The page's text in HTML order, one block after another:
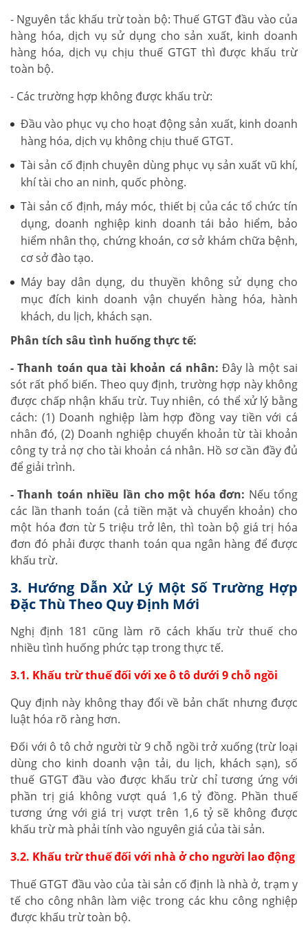
- Nguyên tắc khấu trừ toàn bộ: Thuế GTGT đầu vào của
hàng hóa, dịch vụ sử dụng cho sản xuất, kinh doanh
hàng hóa, dịch vụ chịu thuế GTGT thì được khấu trừ
toàn bộ.
- Các trường hợp không được khấu trừ:
Đầu vào phục vụ cho hoạt động sản xuất, kinh doanh
hàng hóa, dịch vụ không chịu thuế GTGT.
Tài sản cố định chuyên dùng phục vụ sản xuất vũ khí,
khí tài cho an ninh, quốc phòng.
Tài sản cố định, máy móc, thiết bị của các tổ chức tín
dụng, doanh nghiệp kinh doanh tái bảo hiểm, bảo
hiểm nhân thọ, chứng khoán, cơ sở khám chữa bệnh,
cơ sở đào tạo.
Máy bay dân dụng, du thuyền không sử dụng cho
mục đích kinh doanh vận chuyển hàng hóa, hành
khách, du lịch, khách sạn.
Phân tích sâu tình huống thực tế:
- Thanh toán qua tài khoản cá nhân: Đây là một sai
sót rất phổ biến. Theo quy định, trường hợp này không
được chấp nhận khấu trừ. Tuy nhiên, có thể xử lý bằng
cách: (1) Doanh nghiệp làm hợp đồng vay tiền với cá
nhân đó, (2) Doanh nghiệp chuyển khoản từ tài khoản
công ty trả nợ cho tài khoản cá nhân. Hồ sơ cần đầy đủ
để giải trình.
- Thanh toán nhiều lần cho một hóa đơn: Nếu tổng
các lần thanh toán (cả tiền mặt và chuyển khoản) cho
một hóa đơn từ 5 triệu trở lên, thì toàn bộ giá trị hóa
đơn đó phải được thanh toán qua ngân hàng để được
khấu trừ.
3. Hướng Dẫn Xử Lý Một Số Trường Hợp
Đặc Thù Theo Quy Định Mới
Nghị định 181 cũng làm rõ cách khấu trừ thuế cho
nhiều tình huống phức tạp trong thực tế.
3.1. Khấu trừ thuế đối với xe ô tô dưới 9 chỗ ngồi
Quy định này không thay đổi về bản chất nhưng được
luật hóa rõ ràng hơn.
Đối với ô tô chở người từ 9 chỗ ngồi trở xuống (trừ loại
dùng cho kinh doanh vận tải, du lịch, khách sạn), số
thuế GTGT đầu vào được khấu trừ chỉ tương ứng với
phần trị giá không vượt quá 1,6 tỷ đồng. Phần thuế
tương ứng với giá trị vượt trên 1,6 tỷ sẽ không được
khấu trừ mà phải tính vào nguyên giá của tài sản.
3.2. Khấu trừ thuế đối với nhà ở cho người lao động
Thuế GTGT đầu vào của tài sản cố định là nhà ở, trạm y
tế cho công nhân làm việc trong các khu công nghiệp
được khấu trừ toàn bộ.